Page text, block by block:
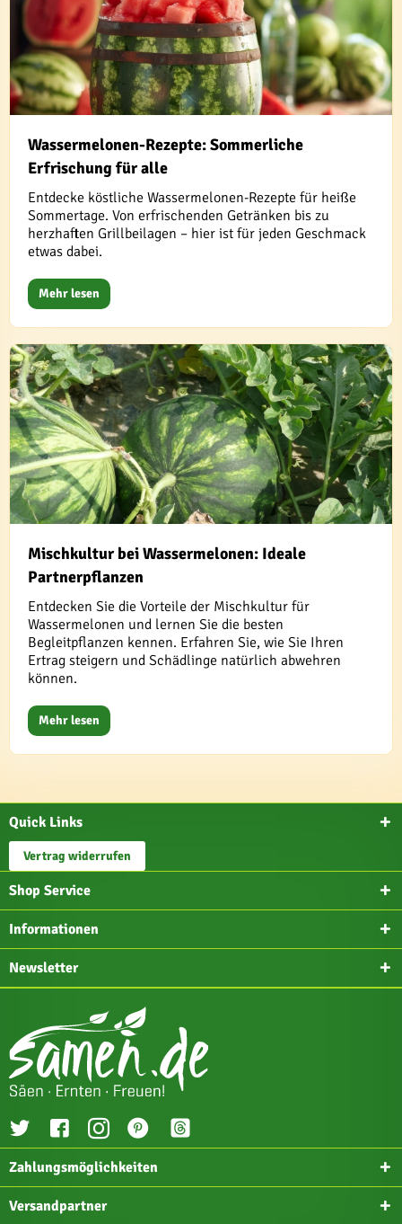
Wassermelonen-Rezepte: Sommerliche
Erfrischung für alle
Entdecke köstliche Wassermelonen-Rezepte für heiße
Sommertage. Von erfrischenden Getränken bis zu
herzhaften Grillbeilagen – hier ist für jeden Geschmack
etwas dabei.
Mehr lesen
Mischkultur bei Wassermelonen: Ideale
Partnerpflanzen
Entdecken Sie die Vorteile der Mischkultur für
Wassermelonen und lernen Sie die besten
Begleitpflanzen kennen. Erfahren Sie, wie Sie Ihren
Ertrag steigern und Schädlinge natürlich abwehren
können.
Mehr lesen
Quick Links
Vertrag widerrufen
Shop Service
Informationen
Newsletter
Zahlungsmöglichkeiten
Versandpartner